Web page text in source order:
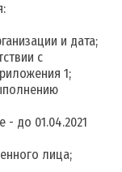
и дата;
с
1;
- до 01.04.2021
лица;